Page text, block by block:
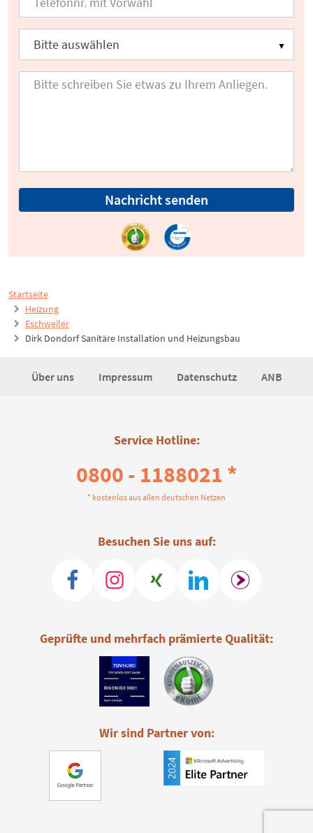
Startseite
Heizung
Eschweiler
Dirk Dondorf Sanitäre Installation und Heizungsbau
Nachricht senden
Über uns Impressum Datenschutz ANB
Service Hotline:
0800 - 1188021 *
* kostenlos aus allen deutschen Netzen
Besuchen Sie uns auf:
Geprüfte und mehrfach prämierte Qualität:
Wir sind Partner von: